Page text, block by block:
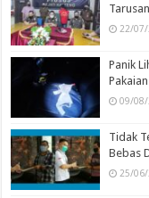
22/07/
Panik
09/08/
Tidak
Bebas
25/06/